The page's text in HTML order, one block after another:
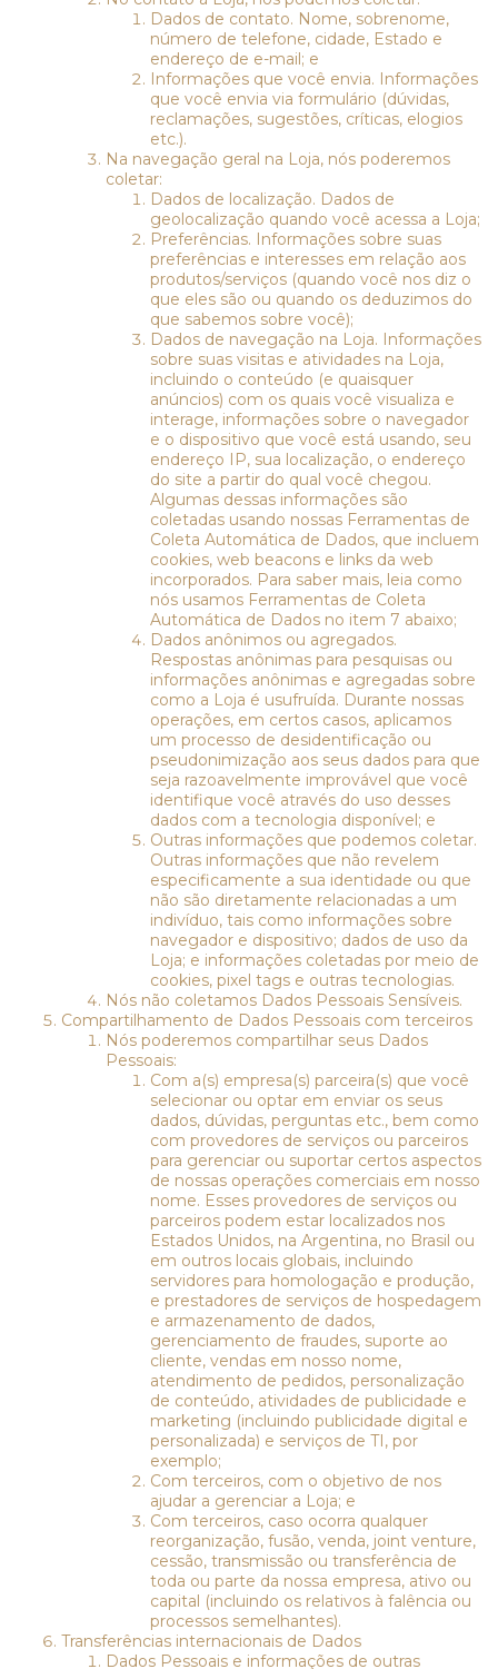
Dados de contato. Nome, sobrenome,
número de telefone, cidade, Estado e
endereço de e-mail; e
Informações que você envia. Informações
que você envia via formulário (dúvidas,
reclamações, sugestões, críticas, elogios
etc.).
Na navegação geral na Loja, nós poderemos
coletar:
Dados de localização. Dados de
geolocalização quando você acessa a Loja;
Preferências. Informações sobre suas
preferências e interesses em relação aos
produtos/serviços (quando você nos diz o
que eles são ou quando os deduzimos do
que sabemos sobre você);
Dados de navegação na Loja. Informações
sobre suas visitas e atividades na Loja,
incluindo o conteúdo (e quaisquer
anúncios) com os quais você visualiza e
interage, informações sobre o navegador
e o dispositivo que você está usando, seu
endereço IP, sua localização, o endereço
do site a partir do qual você chegou.
Algumas dessas informações são
coletadas usando nossas Ferramentas de
Coleta Automática de Dados, que incluem
cookies, web beacons e links da web
incorporados. Para saber mais, leia como
nós usamos Ferramentas de Coleta
Automática de Dados no item 7 abaixo;
Dados anônimos ou agregados.
Respostas anônimas para pesquisas ou
informações anônimas e agregadas sobre
como a Loja é usufruída. Durante nossas
operações, em certos casos, aplicamos
um processo de desidentificação ou
pseudonimização aos seus dados para que
seja razoavelmente improvável que você
identifique você através do uso desses
dados com a tecnologia disponível; e
Outras informações que podemos coletar.
Outras informações que não revelem
especificamente a sua identidade ou que
não são diretamente relacionadas a um
indivíduo, tais como informações sobre
navegador e dispositivo; dados de uso da
Loja; e informações coletadas por meio de
cookies, pixel tags e outras tecnologias.
Nós não coletamos Dados Pessoais Sensíveis.
Compartilhamento de Dados Pessoais com terceiros
Nós poderemos compartilhar seus Dados
Pessoais:
Com a(s) empresa(s) parceira(s) que você
selecionar ou optar em enviar os seus
dados, dúvidas, perguntas etc., bem como
com provedores de serviços ou parceiros
para gerenciar ou suportar certos aspectos
de nossas operações comerciais em nosso
nome. Esses provedores de serviços ou
parceiros podem estar localizados nos
Estados Unidos, na Argentina, no Brasil ou
em outros locais globais, incluindo
servidores para homologação e produção,
e prestadores de serviços de hospedagem
e armazenamento de dados,
gerenciamento de fraudes, suporte ao
cliente, vendas em nosso nome,
atendimento de pedidos, personalização
de conteúdo, atividades de publicidade e
marketing (incluindo publicidade digital e
personalizada) e serviços de TI, por
exemplo;
Com terceiros, com o objetivo de nos
ajudar a gerenciar a Loja; e
Com terceiros, caso ocorra qualquer
reorganização, fusão, venda, joint venture,
cessão, transmissão ou transferência de
toda ou parte da nossa empresa, ativo ou
capital (incluindo os relativos à falência ou
processos semelhantes).
Transferências internacionais de Dados
Dados Pessoais e informações de outras